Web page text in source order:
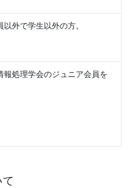
以外で学生以外の方。
報処理学会のジュニア会員を